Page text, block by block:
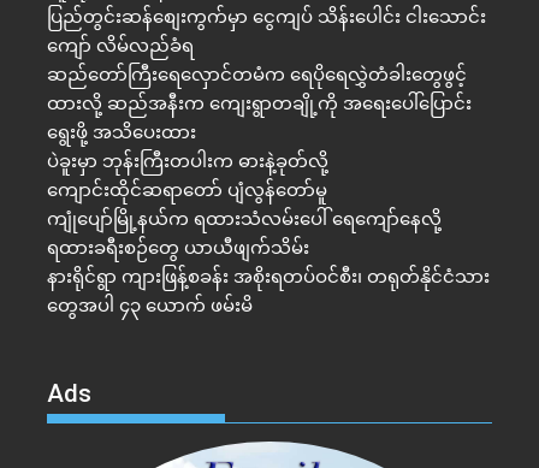
ပြည်တွင်းဆန်စျေးကွက်မှာ ငွေကျပ် သိန်းပေါင်း ငါး​သောင်း
ကျော် လိမ်လည်ခံရ
ဆည်တော်ကြီးရေလှောင်တမံက ရေပိုရေလွှဲတံခါးတွေဖွင့်
ထားလို့ ဆည်အနီးက ကျေးရွာတချို့ကို အရေးပေါ်ပြောင်း
ရွေးဖို့ အသိပေးထား
ပဲခူးမှာ ဘုန်းကြီးတပါးက ဓားနဲ့ခုတ်လို့
ကျောင်းထိုင်ဆရာတော် ပျံလွန်တော်မူ
ကျုံပျော်မြို့နယ်က ရထားသံလမ်းပေါ် ရေကျော်နေလို့
ရထားခရီးစဉ်တွေ ယာယီဖျက်သိမ်း
နားရိုင်ရွာ ကျားဖြန့်စခန်း အစိုးရတပ်ဝင်စီး၊ တရုတ်နိုင်ငံသား
တွေအပါ ၄၃ ယောက် ဖမ်းမိ
Ads